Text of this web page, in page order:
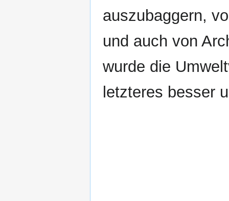
auszubaggern,
und auch von
wurde die
letzteres besser